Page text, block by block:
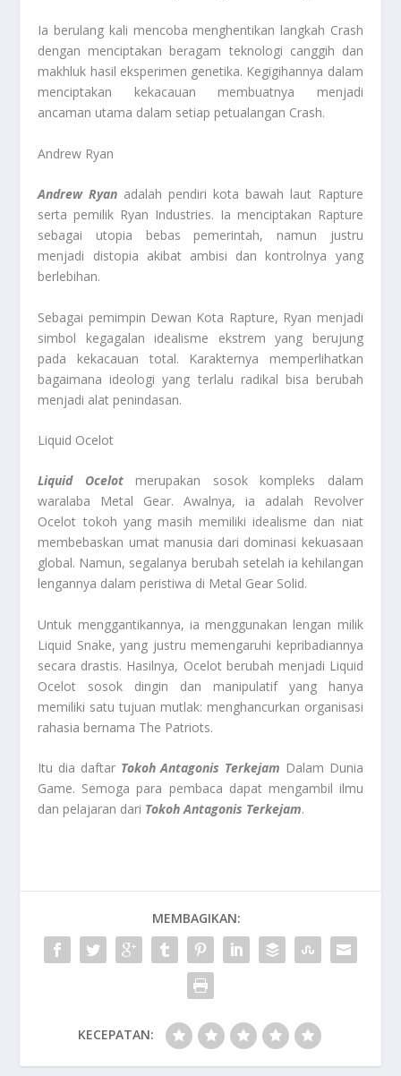
Ia berulang kali mencoba menghentikan langkah Crash
dengan menciptakan beragam teknologi canggih dan
makhluk hasil eksperimen genetika. Kegigihannya dalam
menciptakan kekacauan membuatnya menjadi
ancaman utama dalam setiap petualangan Crash.
Andrew Ryan
Andrew Ryan adalah pendiri kota bawah laut Rapture
serta pemilik Ryan Industries. Ia menciptakan Rapture
sebagai utopia bebas pemerintah, namun justru
menjadi distopia akibat ambisi dan kontrolnya yang
berlebihan.
Sebagai pemimpin Dewan Kota Rapture, Ryan menjadi
simbol kegagalan idealisme ekstrem yang berujung
pada kekacauan total. Karakternya memperlihatkan
bagaimana ideologi yang terlalu radikal bisa berubah
menjadi alat penindasan.
Liquid Ocelot
Liquid Ocelotmerupakan sosok kompleks dalam
waralaba Metal Gear. Awalnya, ia adalah Revolver
Ocelot tokoh yang masih memiliki idealisme dan niat
membebaskan umat manusia dari dominasi kekuasaan
global. Namun, segalanya berubah setelah ia kehilangan
lengannya dalam peristiwa di Metal Gear Solid.
Untuk menggantikannya, ia menggunakan lengan milik
Liquid Snake, yang justru memengaruhi kepribadiannya
secara drastis. Hasilnya, Ocelot berubah menjadi Liquid
Ocelot sosok dingin dan manipulatif yang hanya
memiliki satu tujuan mutlak: menghancurkan organisasi
rahasia bernama The Patriots.
Itu dia daftar Tokoh Antagonis Terkejam Dalam Dunia
Game. Semoga para pembaca dapat mengambil ilmu
dan pelajaran dari Tokoh Antagonis Terkejam.
MEMBAGIKAN:
KECEPATAN: